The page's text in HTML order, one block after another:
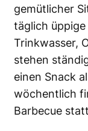
gemütlicher
täglich
Trinkwasser,
stehen
einen Snack
wöchentlich
Barbecue